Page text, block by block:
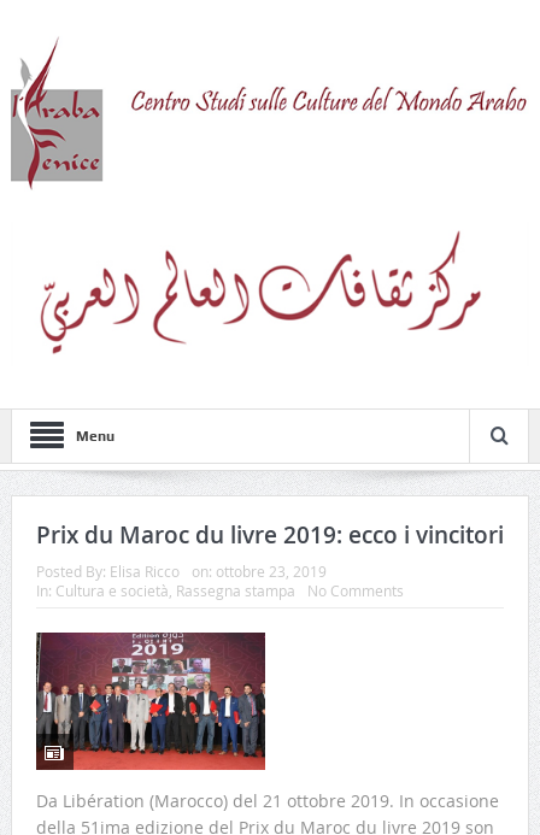
Menu
Prix du Maroc du livre 2019: ecco i vincitori
Posted By: Elisa Ricco on: ottobre 23, 2019
In: Cultura e società, Rassegna stampa No Comments
Da Libération (Marocco) del 21 ottobre 2019. In occasione
della 51ima edizione del Prix du Maroc du livre 2019 son